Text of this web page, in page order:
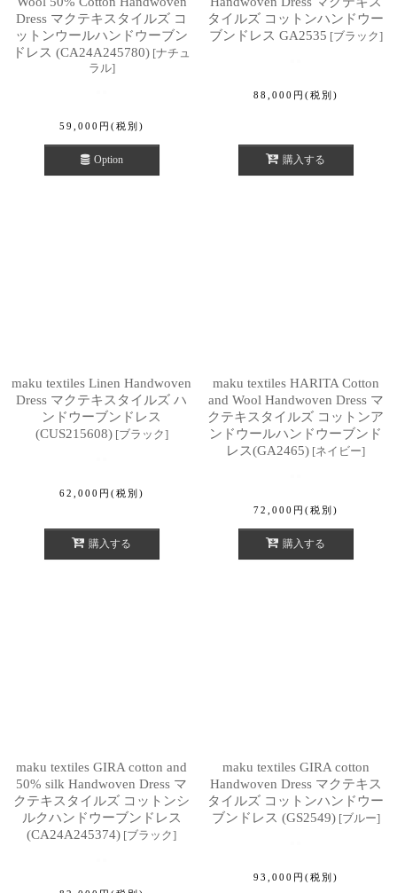
Dress マクテキスタイルズ コ
ットンウールハンドウーブン
ドレス (CA24A245780) [ナチュ
ラル]
59,000 円 (税別)
Option
タイルズ コットンハンドウー
ブンドレス GA2535 [ブラック]
88,000 円 (税別)
購入する
maku textiles Linen Handwoven
Dress マクテキスタイルズ ハ
ンドウーブンドレス
(CUS215608) [ブラック]
62,000 円 (税別)
購入する
maku textiles HARITA Cotton
and Wool Handwoven Dress マ
クテキスタイルズ コットンア
ンドウールハンドウーブンド
レス(GA2465) [ネイビー]
72,000 円 (税別)
購入する
maku textiles GIRA cotton and
50% silk Handwoven Dress マ
クテキスタイルズ コットンシ
ルクハンドウーブンドレス
(CA24A245374) [ブラック]
maku textiles GIRA cotton
Handwoven Dress マクテキス
タイルズ コットンハンドウー
ブンドレス (GS2549) [ブルー]
93,000 円 (税別)